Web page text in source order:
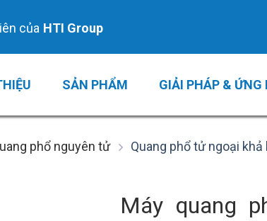
của HTI Group
SẢN PHẨM GIẢI PHÁP & ỨNG
phổ nguyên tử Quang phổ tử ngoại khả
Máy quang